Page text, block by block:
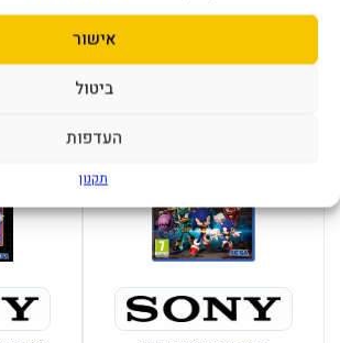
אישור
ביטול
העדפות
תקנון
מוצרים נוספים שעשויים לעניין